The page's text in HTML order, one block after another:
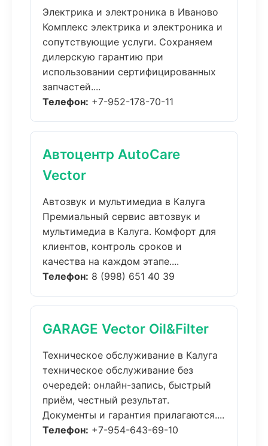
Электрика и электроника в Иваново
Комплекс электрика и электроника и
сопутствующие услуги. Сохраняем
дилерскую гарантию при
использовании сертифицированных
запчастей....
Телефон: +7-952-178-70-11
Автоцентр AutoCare
Vector
Автозвук и мультимедиа в Калуга
Премиальный сервис автозвук и
мультимедиа в Калуга. Комфорт для
клиентов, контроль сроков и
качества на каждом этапе....
Телефон: 8 (998) 651 40 39
GARAGE Vector Oil&Filter
Техническое обслуживание в Калуга
техническое обслуживание без
очередей: онлайн-запись, быстрый
приём, честный результат.
Документы и гарантия прилагаются....
Телефон: +7-954-643-69-10